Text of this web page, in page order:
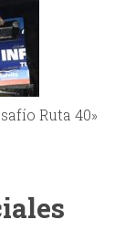
Ruta 40»